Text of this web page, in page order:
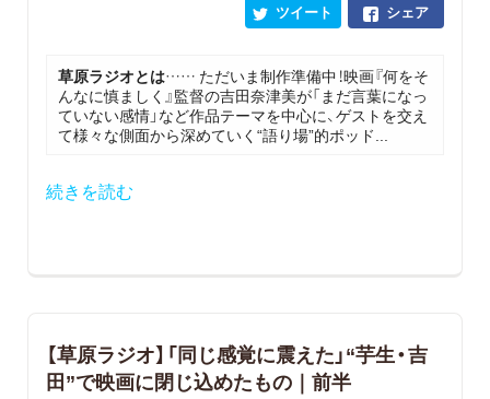
シェア
ツイート
草原ラジオとは…… ただいま制作準備中！映画『何をそ
んなに慎ましく』監督の吉田奈津美が「まだ言葉になっ
ていない感情」など作品テーマを中心に、ゲストを交え
て様々な側面から深めていく“語り場”的ポッド...
続きを読む
【草原ラジオ】「同じ感覚に震えた」“芋生・吉
田”で映画に閉じ込めたもの｜前半